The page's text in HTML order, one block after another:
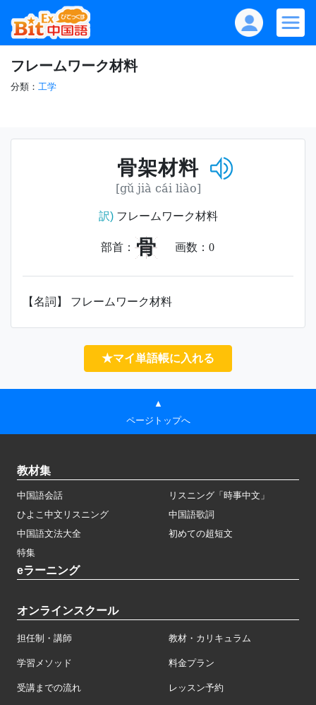
フレームワーク材料
分類： 工学
骨架材料
[gǔ jià cái liào]
訳)フレームワーク材料
部首： 骨 画数： 0
【名詞】 フレームワーク材料
★マイ単語帳に入れる
▲
ページトップへ
教材集
中国語会話
リスニング「時事中文」
ひよこ中文リスニング
中国語歌詞
中国語文法大全
初めての超短文
特集
eラーニング
オンラインスクール
担任制・講師 教材・カリキュラム
学習メソッド 料金プラン
受講までの流れ レッスン予約